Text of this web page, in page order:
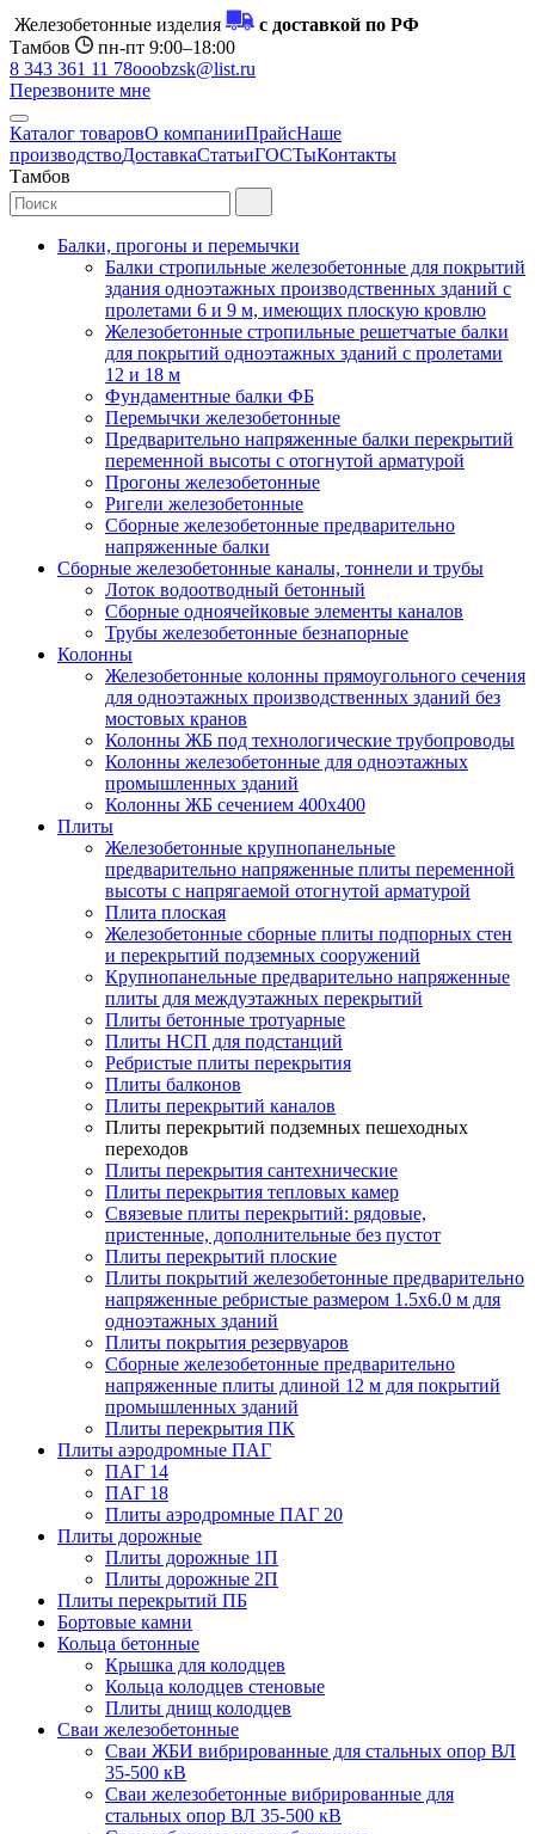
Железобетонные изделия
с доставкой по РФ
Тамбов
пн-пт 9:00–18:00
8 343 361 11 78ooobzsk@list.ru
Перезвоните мне
Каталог товаровО компанииПрайсНаше
производствоДоставкаСтатьиГОСТыКонтакты
Тамбов
Балки, прогоны и перемычки
Балки стропильные железобетонные для покрытий
здания одноэтажных производственных зданий с
пролетами 6 и 9 м, имеющих плоскую кровлю
Железобетонные стропильные решетчатые балки
для покрытий одноэтажных зданий с пролетами
12 и 18 м
Фундаментные балки ФБ
Перемычки железобетонные
Предварительно напряженные балки перекрытий
переменной высоты с отогнутой арматурой
Прогоны железобетонные
Ригели железобетонные
Сборные железобетонные предварительно
напряженные балки
Сборные железобетонные каналы, тоннели и трубы
Лоток водоотводный бетонный
Сборные одноячейковые элементы каналов
Трубы железобетонные безнапорные
Колонны
Железобетонные колонны прямоугольного сечения
для одноэтажных производственных зданий без
мостовых кранов
Колонны ЖБ под технологические трубопроводы
Колонны железобетонные для одноэтажных
промышленных зданий
Колонны ЖБ сечением 400х400
Плиты
Железобетонные крупнопанельные
предварительно напряженные плиты переменной
высоты с напрягаемой отогнутой арматурой
Плита плоская
Железобетонные сборные плиты подпорных стен
и перекрытий подземных сооружений
Крупнопанельные предварительно напряженные
плиты для междуэтажных перекрытий
Плиты бетонные тротуарные
Плиты НСП для подстанций
Ребристые плиты перекрытия
Плиты балконов
Плиты перекрытий каналов
Плиты перекрытий подземных пешеходных
переходов
Плиты перекрытия сантехнические
Плиты перекрытия тепловых камер
Связевые плиты перекрытий: рядовые,
пристенные, дополнительные без пустот
Плиты перекрытий плоские
Плиты покрытий железобетонные предварительно
напряженные ребристые размером 1.5х6.0 м для
одноэтажных зданий
Плиты покрытия резервуаров
Сборные железобетонные предварительно
напряженные плиты длиной 12 м для покрытий
промышленных зданий
Плиты перекрытия ПК
Плиты аэродромные ПАГ
ПАГ 14
ПАГ 18
Плиты аэродромные ПАГ 20
Плиты дорожные
Плиты дорожные 1П
Плиты дорожные 2П
Плиты перекрытий ПБ
Бортовые камни
Кольца бетонные
Крышка для колодцев
Кольца колодцев стеновые
Плиты днищ колодцев
Сваи железобетонные
Сваи ЖБИ вибрированные для стальных опор ВЛ
35-500 кВ
Сваи железобетонные вибрированные для
стальных опор ВЛ 35-500 кВ